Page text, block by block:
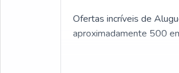
Ofertas incríveis de
aproximadamente 500